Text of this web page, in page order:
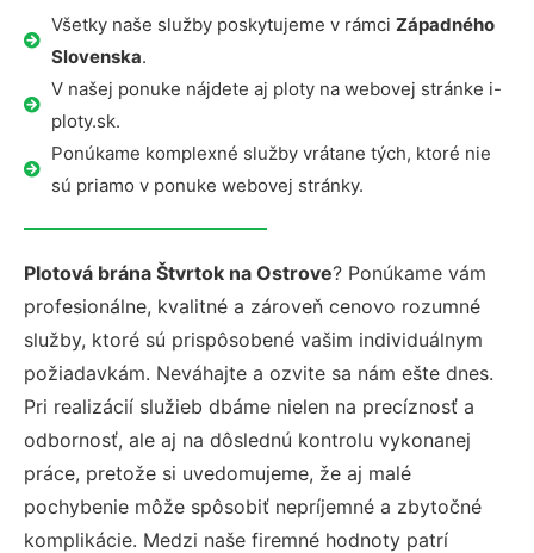
Všetky naše služby poskytujeme v rámci Západného
Slovenska.
V našej ponuke nájdete aj ploty na webovej stránke i-
ploty.sk.
Ponúkame komplexné služby vrátane tých, ktoré nie
sú priamo v ponuke webovej stránky.
Plotová brána Štvrtok na Ostrove? Ponúkame vám
profesionálne, kvalitné a zároveň cenovo rozumné
služby, ktoré sú prispôsobené vašim individuálnym
požiadavkám. Neváhajte a ozvite sa nám ešte dnes.
Pri realizácií služieb dbáme nielen na precíznosť a
odbornosť, ale aj na dôslednú kontrolu vykonanej
práce, pretože si uvedomujeme, že aj malé
pochybenie môže spôsobiť nepríjemné a zbytočné
komplikácie. Medzi naše firemné hodnoty patrí